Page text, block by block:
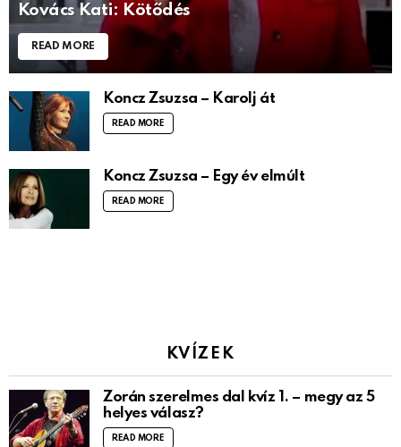
Kovács Kati: Kötődés
READ MORE
Koncz Zsuzsa – Karolj át
READ MORE
Koncz Zsuzsa – Egy év elmúlt
READ MORE
KVÍZEK
Zorán szerelmes dal kvíz 1. – megy az 5
helyes válasz?
READ MORE